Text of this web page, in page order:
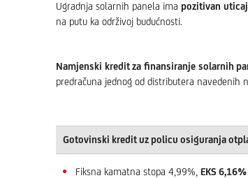
Ugradnja solarnih panela imapozitivan
na putu ka održivoj budućnosti.
Namjenski kredit za finansiranje solarnih
predračuna jednog od distributera navedenih
Gotovinski kredit uz policu osiguranja
Fiksna kamatna stopa 4,99%, EKS 6,16%